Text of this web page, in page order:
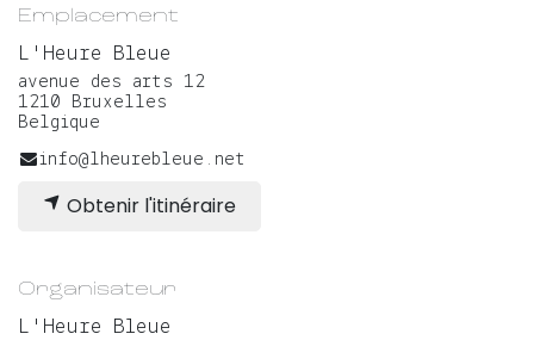
Emplacement
L'Heure Bleue
avenue des arts 12
1210 Bruxelles
Belgique
info@lheurebleue.net
Obtenir l'itinéraire
Organisateur
L'Heure Bleue